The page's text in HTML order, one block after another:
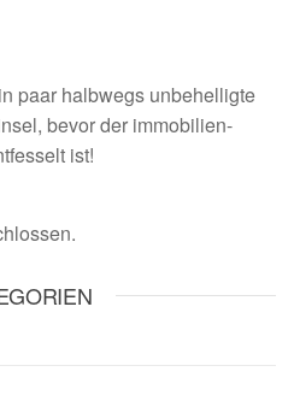
paar halbwegs unbehelligte
bevor der immobilien-
ist!